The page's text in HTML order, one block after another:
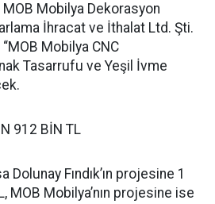
Mobilya Dekorasyon
İhracat ve İthalat Ltd. Şti.
Mobilya CNC
Tasarrufu ve Yeşil İvme
912 BİN TL
Dolunay Fındık’ın projesine 1
MOB Mobilya’nın projesine ise